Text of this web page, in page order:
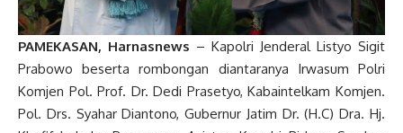
PAMEKASAN, Harnasnews – Kapolri Jenderal Listyo Sigit
Prabowo beserta rombongan diantaranya Irwasum Polri
Komjen Pol. Prof. Dr. Dedi Prasetyo, Kabaintelkam Komjen.
Pol. Drs. Syahar Diantono, Gubernur Jatim Dr. (H.C) Dra. Hj.